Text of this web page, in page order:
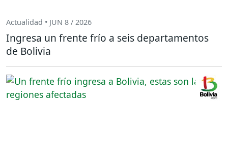
Actualidad • JUN 8 / 2026
Ingresa un frente frío a seis departamentos
de Bolivia